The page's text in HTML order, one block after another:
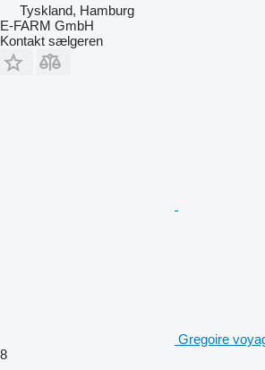
Tyskland, Hamburg
E-FARM GmbH
Kontakt sælgeren
Gregoire
8